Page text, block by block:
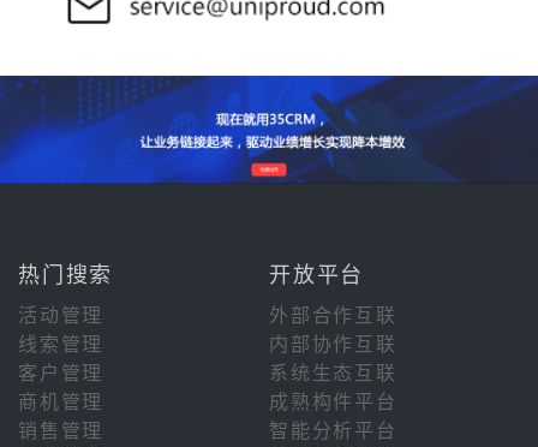
热门搜索 开放平台
活动管理
外部合作互联
线索管理
内部协作互联
客户管理
系统生态互联
商机管理
成熟构件平台
销售管理
智能分析平台